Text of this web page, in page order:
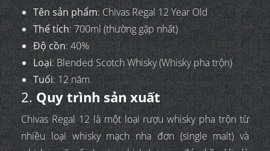
Tên sản phẩm: Chivas Regal 12 Year Old
Thể tích: 700ml (thường gặp nhất)
Độ cồn: 40%
Loại: Blended Scotch Whisky (Whisky pha trộn)
Tuổi: 12 năm
2.Quy trình sản xuất
Chivas Regal 12 là một loại rượu whisky pha trộn từ
nhiều loại whisky mạch nha đơn (single malt) và